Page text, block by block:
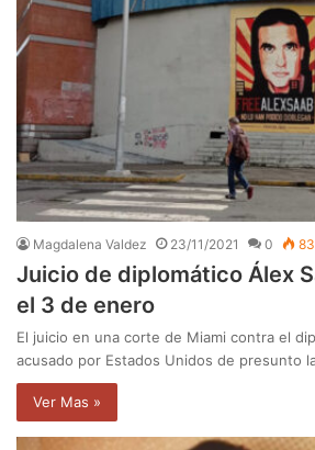
Magdalena Valdez 23/11/2021 0
Juicio de diplomático Álex
el 3 de enero
El juicio en una corte de Miami contra el
acusado por Estados Unidos de presunto
Ver Mas »